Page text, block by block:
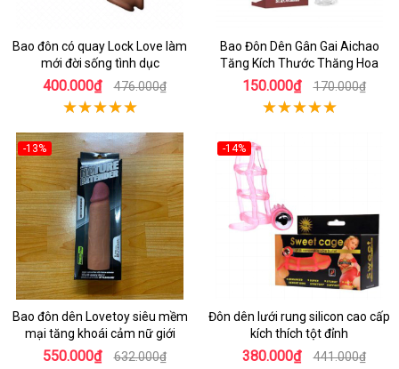
Bao đôn có quay Lock Love làm
mới đời sống tình dục
400.000₫ 476.000₫
Bao Đôn Dên Gân Gai Aichao
Tăng Kích Thước Thăng Hoa
150.000₫ 170.000₫
-13%
Bao đôn dên Lovetoy siêu mềm
mại tăng khoái cảm nữ giới
550.000₫ 632.000₫
-14%
Đôn dên lưới rung silicon cao cấp
kích thích tột đỉnh
380.000₫ 441.000₫